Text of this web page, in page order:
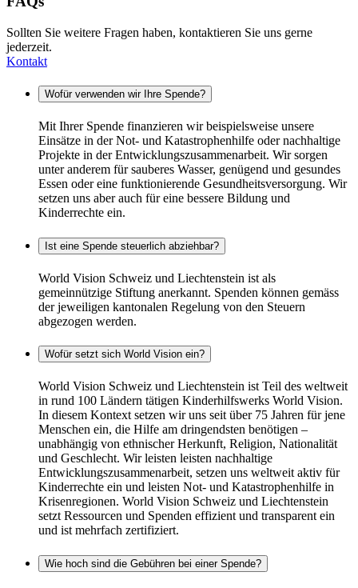
Sollten Sie weitere Fragen haben, kontaktieren Sie uns gerne
jederzeit.
Kontakt
Wofür verwenden wir Ihre Spende?
Mit Ihrer Spende finanzieren wir beispielsweise unsere
Einsätze in der Not- und Katastrophenhilfe oder nachhaltige
Projekte in der Entwicklungszusammenarbeit. Wir sorgen
unter anderem für sauberes Wasser, genügend und gesundes
Essen oder eine funktionierende Gesundheitsversorgung. Wir
setzen uns aber auch für eine bessere Bildung und
Kinderrechte ein.
Ist eine Spende steuerlich abziehbar?
World Vision Schweiz und Liechtenstein ist als
gemeinnützige Stiftung anerkannt. Spenden können gemäss
der jeweiligen kantonalen Regelung von den Steuern
abgezogen werden.
Wofür setzt sich World Vision ein?
World Vision Schweiz und Liechtenstein ist Teil des weltweit
in rund 100 Ländern tätigen Kinderhilfswerks World Vision.
In diesem Kontext setzen wir uns seit über 75 Jahren für jene
Menschen ein, die Hilfe am dringendsten benötigen –
unabhängig von ethnischer Herkunft, Religion, Nationalität
und Geschlecht. Wir leisten leisten nachhaltige
Entwicklungszusammenarbeit, setzen uns weltweit aktiv für
Kinderrechte ein und leisten Not- und Katastrophenhilfe in
Krisenregionen. World Vision Schweiz und Liechtenstein
setzt Ressourcen und Spenden effizient und transparent ein
und ist mehrfach zertifiziert.
Wie hoch sind die Gebühren bei einer Spende?